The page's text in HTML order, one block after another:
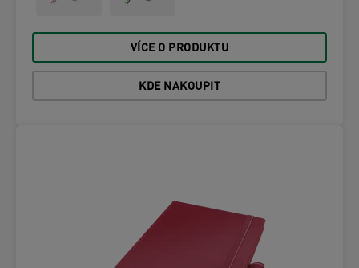
VÍCE O PRODUKTU
KDE NAKOUPIT